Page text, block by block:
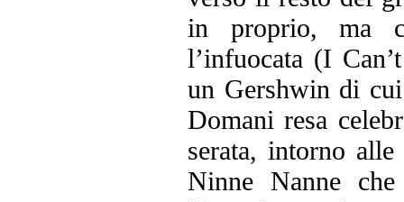
in proprio, ma
l’infuocata (I
un Gershwin di
Domani resa
serata, intorno
Ninne Nanne